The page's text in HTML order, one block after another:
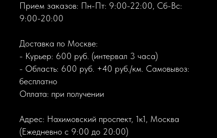
Прием заказов: Пн-Пт: 9:00-22:00, Сб-Вс:
9:00-20:00
Доставка по Москве:
- Курьер: 600 руб. (интервал 3 часа)
- Область: 600 руб. +40 руб./км. Самовывоз:
бесплатно
Оплата: при получении
Адрес: Нахимовский проспект, 1к1, Москва
(Ежедневно с 9:00 до 20:00)